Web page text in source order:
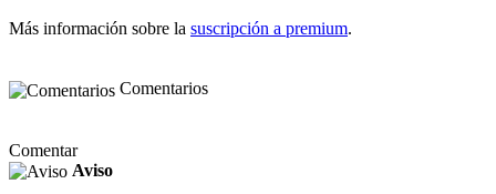
Más información sobre la suscripción a premium.
Comentarios
Comentar
Aviso